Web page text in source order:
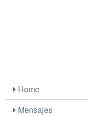
Home
Mensajes